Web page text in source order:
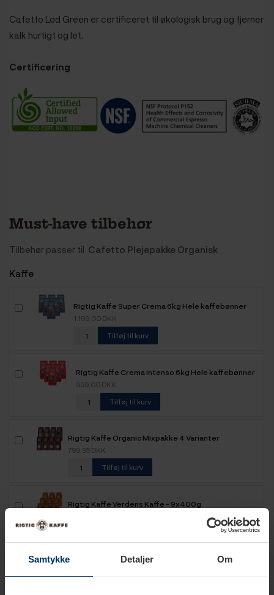
Samtykke Detaljer Om
Cafetto Lod Green er certificeret til økologisk brug og fjerner
kalk hurtigt og let.
Certificering
Must-have tilbehør
Tilbehør passer til Cafetto Plejepakke Organisk
Kaffe
Rigtig Kaffe Super Crema 6kg Hele kaffebønner
1.199,00 DKK
Tilføj til kurv
Rigtig Kaffe Crema Intenso 6kg Hele kaffebønner
999,00 DKK
Tilføj til kurv
Rigtig Kaffe Organic Mixpakke 4 Varianter
799,95 DKK
Tilføj til kurv
Rigtig Kaffe Verdens Kaffe - 9x400g